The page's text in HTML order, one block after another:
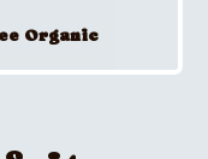
Organic